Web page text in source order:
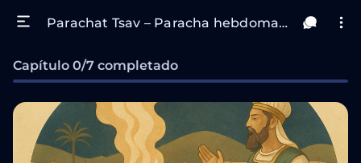
Parachat Tsav – Paracha hebdomadaire
Capítulo 0/7 completado